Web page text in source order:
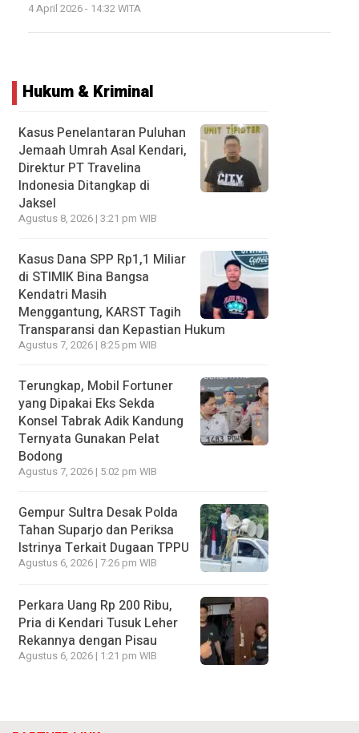
4 April 2026 - 14:32 WITA
Hukum & Kriminal
Kasus Penelantaran Puluhan
Jemaah Umrah Asal Kendari,
Direktur PT Travelina
Indonesia Ditangkap di
Jaksel
Agustus 8, 2026 | 3:21 pm WIB
Kasus Dana SPP Rp1,1 Miliar
di STIMIK Bina Bangsa
Kendatri Masih
Menggantung, KARST Tagih
Transparansi dan Kepastian Hukum
Agustus 7, 2026 | 8:25 pm WIB
Terungkap, Mobil Fortuner
yang Dipakai Eks Sekda
Konsel Tabrak Adik Kandung
Ternyata Gunakan Pelat
Bodong
Agustus 7, 2026 | 5:02 pm WIB
Gempur Sultra Desak Polda
Tahan Suparjo dan Periksa
Istrinya Terkait Dugaan TPPU
Agustus 6, 2026 | 7:26 pm WIB
Perkara Uang Rp 200 Ribu,
Pria di Kendari Tusuk Leher
Rekannya dengan Pisau
Agustus 6, 2026 | 1:21 pm WIB